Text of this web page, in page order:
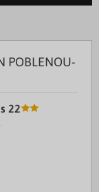
POBLENOU-
22